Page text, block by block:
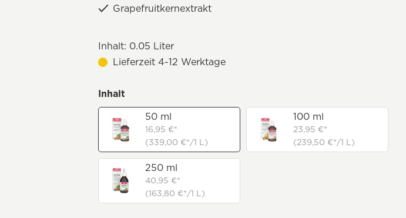
Grapefruitkernextrakt
Inhalt: 0.05 Liter
Lieferzeit 4-12 Werktage
Inhalt
50 ml
16,95 €*
(339,00 €*/1 L)
100 ml
23,95 €*
(239,50 €*/1 L)
250 ml
40,95 €*
(163,80 €*/1 L)